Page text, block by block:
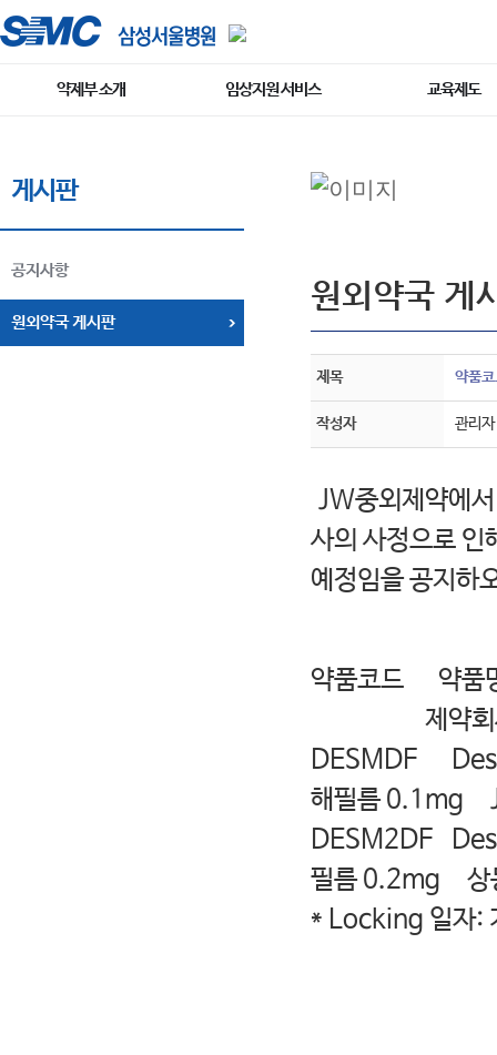
약제부 소개 임상지원 서비스 교육제도
게시판
공지사항
원외약국 게시판
원외약국 게
제목 약품
작성자 관리자
JW중외제약에
사의 사정으로
예정임을 공지하
약품
제약회
DESMDF
해필름 0.1mg
DESM2DF
필름 0.2mg 상
* Locking 일자: